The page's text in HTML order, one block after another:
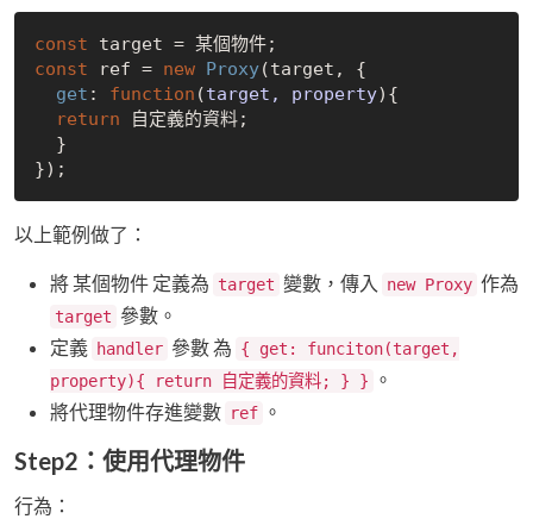
const
const ref = new Proxy(target, {
get : function (target, property) {
return 自定義的資料;
以上範例做了：
將 某個物件 定義為 target 變數，傳入 new Proxy 作為
target 參數。
定義 handler 參數 為 { get: funciton(target,
property){ return 自定義的資料; } }
。
將代理物件存進變數 ref 。
Step2：使用代理物件
行為：